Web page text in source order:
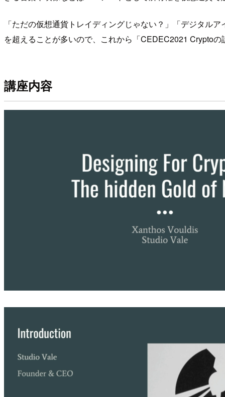
「ただの仮想通貨トレイディングじゃない？」「デジタル
を超えることが多いので、これから「CEDEC2021 Crypto
講座内容